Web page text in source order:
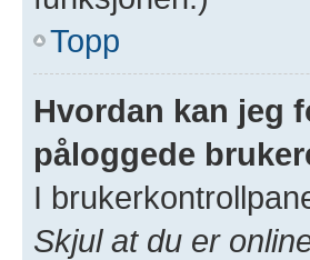
Topp
Hvordan kan jeg
påloggede
I
Skjul at du er